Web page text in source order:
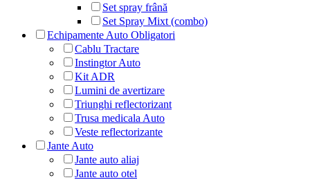
Set spray frână
Set Spray Mixt (combo)
Echipamente Auto Obligatori
Cablu Tractare
Instingtor Auto
Kit ADR
Lumini de avertizare
Triunghi reflectorizant
Trusa medicala Auto
Veste reflectorizante
Jante Auto
Jante auto aliaj
Jante auto otel